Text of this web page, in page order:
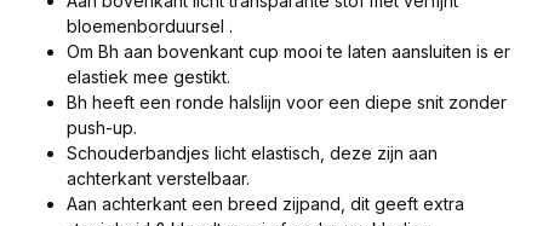
bloemenborduursel .
Om Bh aan bovenkant cup mooi te laten aansluiten is er
elastiek mee gestikt.
Bh heeft een ronde halslijn voor een diepe snit zonder
push-up.
Schouderbandjes licht elastisch, deze zijn aan
achterkant verstelbaar.
Aan achterkant een breed zijpand, dit geeft extra